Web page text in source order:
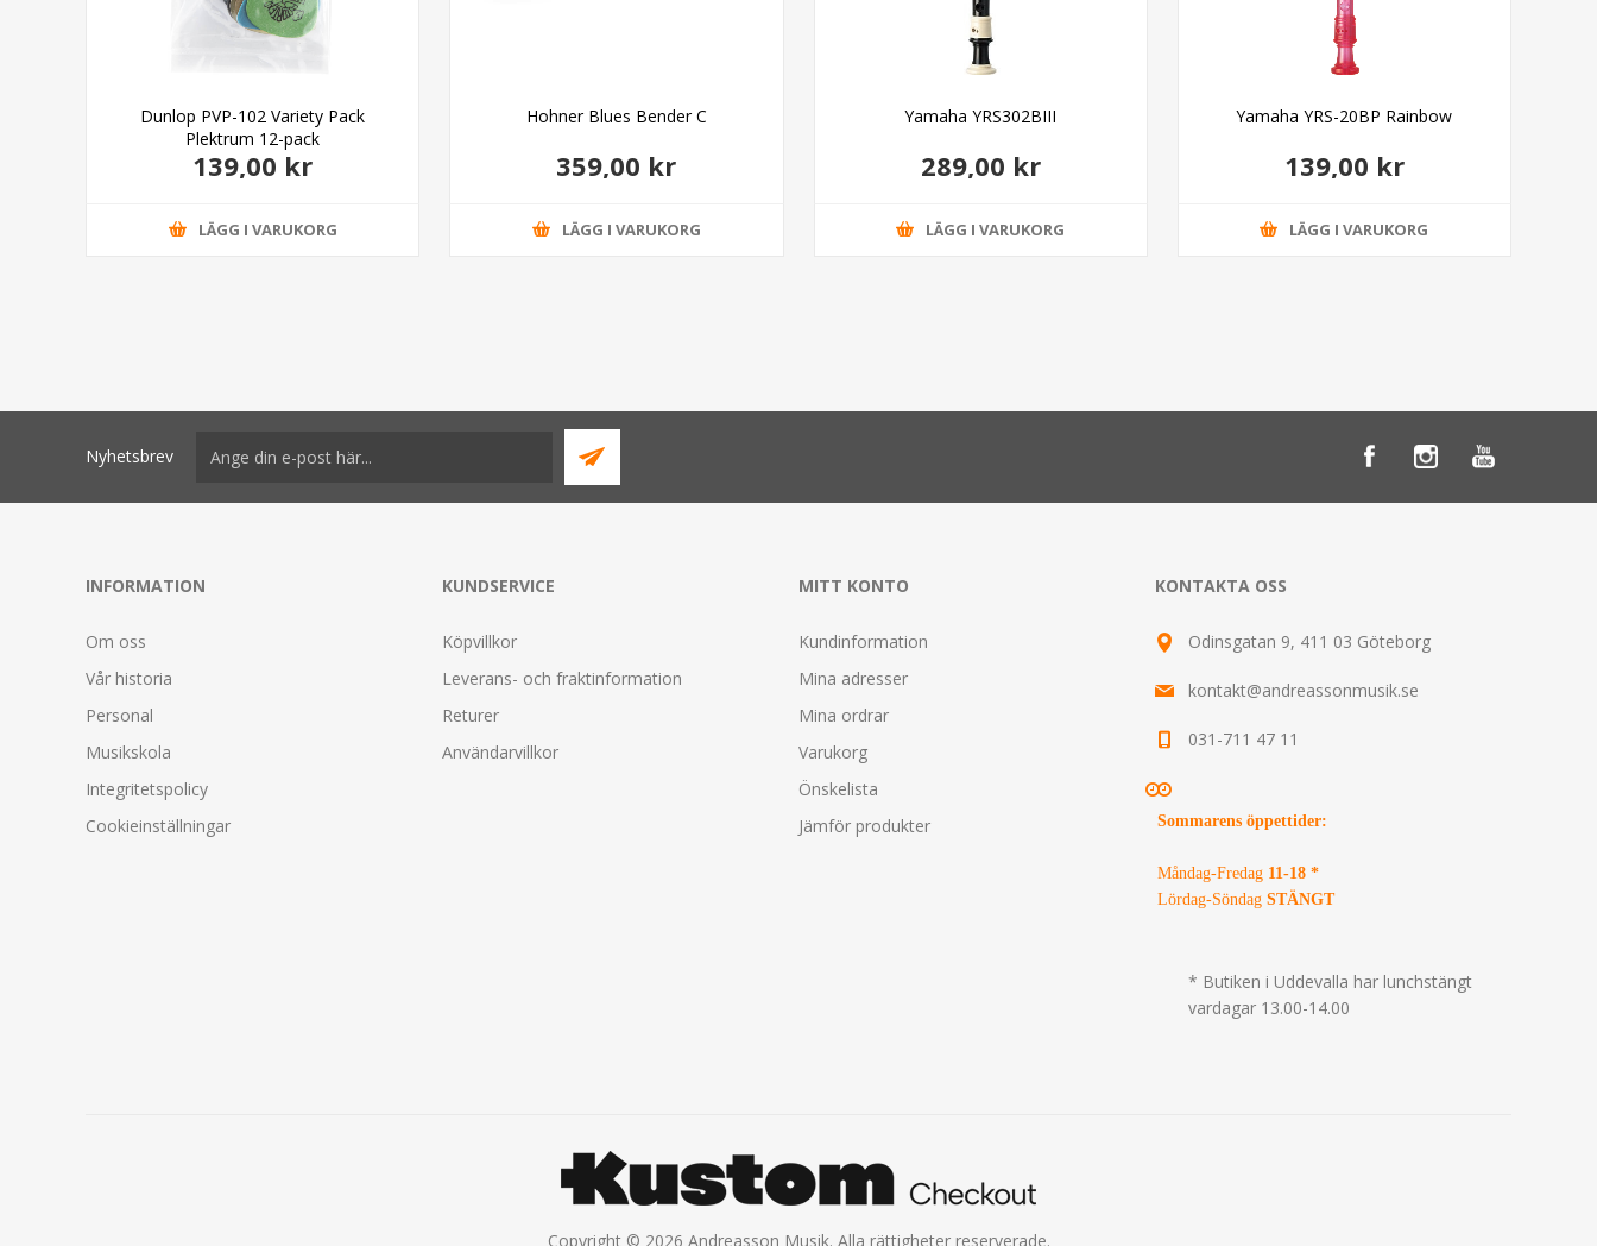
Dunlop PVP-102 Variety Pack
Plektrum 12-pack
139,00 kr
LÄGG I VARUKORG
Hohner Blues Bender C
359,00 kr
LÄGG I VARUKORG
Yamaha YRS302BIII
289,00 kr
LÄGG I VARUKORG
Yamaha YRS-20BP Rainbow
139,00 kr
LÄGG I VARUKORG
Nyhetsbrev
INFORMATION
Om oss
Vår historia
Personal
Musikskola
Integritetspolicy
Cookieinställningar
KUNDSERVICE
Köpvillkor
Leverans- och fraktinformation
Returer
Användarvillkor
MITT KONTO
Kundinformation
Mina adresser
Mina ordrar
Varukorg
Önskelista
Jämför produkter
KONTAKTA OSS
Odinsgatan 9, 411 03 Göteborg
kontakt@andreassonmusik.se
031-711 47 11
Sommarens öppettider:
Måndag-Fredag 11-18 *
Lördag-Söndag STÄNGT
* Butiken i Uddevalla har lunchstängt
vardagar 13.00-14.00
Copyright © 2026 Andreasson Musik. Alla rättigheter reserverade.